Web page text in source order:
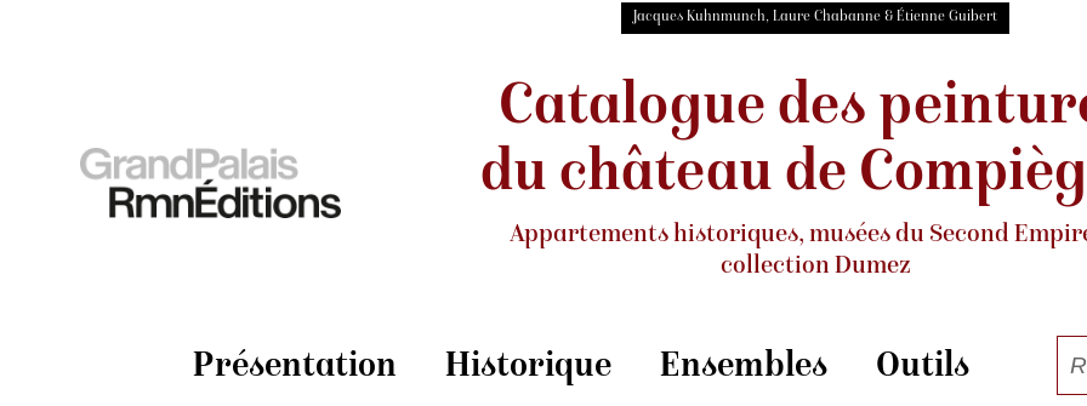
Jacques Kuhnmunch, Laure Chabanne & Étienne Guibert
Catalogue des
du château de
Appartements historiques, muséesdu Second
collection Dumez
Présentation Historique Ensembles Outils